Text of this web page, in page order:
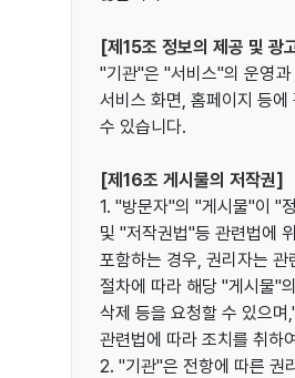
[제15조 정보의 제공 및 광
"기관"은 "서비스"의 운영과
서비스 화면, 홈페이지 등에
수 있습니다.
[제16조 게시물의 저작권]
1. "방문자"의 "게시물"이 "
및 "저작권법"등 관련법에
포함하는 경우, 권리자는 관
절차에 따라 해당 "게시물"
삭제 등을 요청할 수 있으며
관련법에 따라 조치를 취하
2. "기관"은 전항에 따른 권